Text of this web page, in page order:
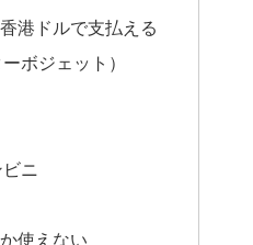
港ドルで支払える
ボジェット）
ニ
使えない